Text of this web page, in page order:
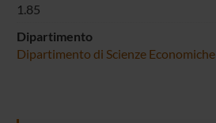
1.85
Dipartimento
Dipartimento di Scienze Economiche